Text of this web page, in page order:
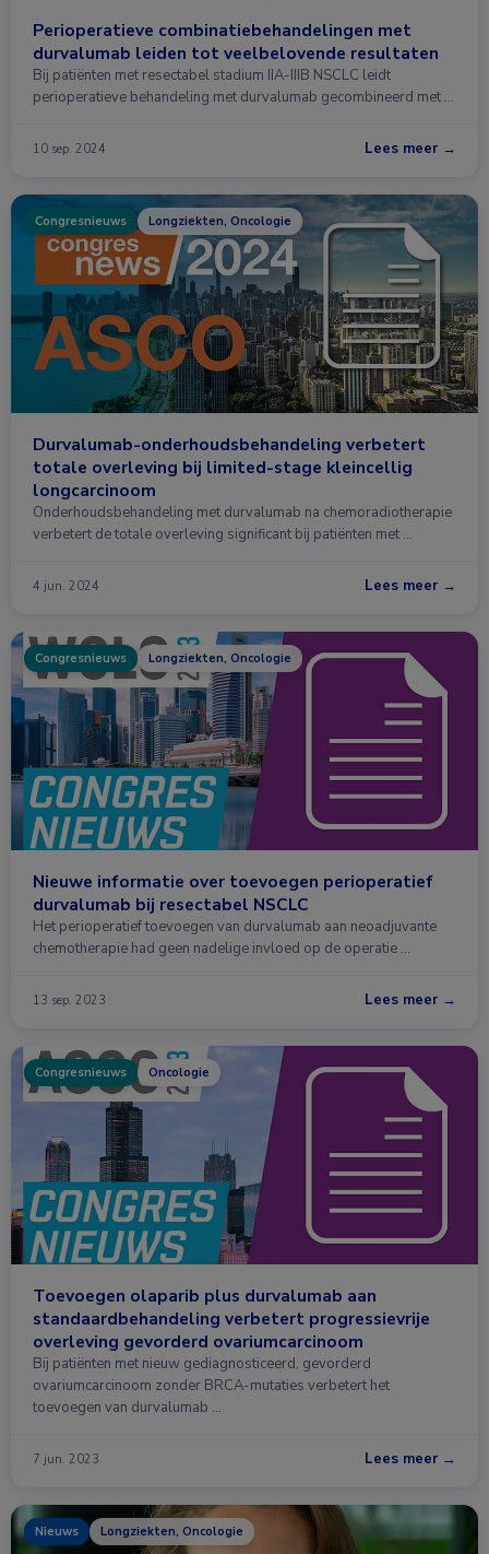
Perioperatieve combinatiebehandelingen met
durvalumab leiden tot veelbelovende resultaten
Bij patiënten met resectabel stadium IIA-IIIB NSCLC leidt
perioperatieve behandeling met durvalumab gecombineerd met …
10 sep. 2024 Lees meer →
Congresnieuws Longziekten, Oncologie
Durvalumab-onderhoudsbehandeling verbetert
totale overleving bij limited-stage kleincellig
longcarcinoom
Onderhoudsbehandeling met durvalumab na chemoradiotherapie
verbetert de totale overleving significant bij patiënten met …
4 jun. 2024 Lees meer →
Congresnieuws Longziekten, Oncologie
Nieuwe informatie over toevoegen perioperatief
durvalumab bij resectabel NSCLC
Het perioperatief toevoegen van durvalumab aan neoadjuvante
chemotherapie had geen nadelige invloed op de operatie …
13 sep. 2023 Lees meer →
Congresnieuws Oncologie
Toevoegen olaparib plus durvalumab aan
standaardbehandeling verbetert progressievrije
overleving gevorderd ovariumcarcinoom
Bij patiënten met nieuw gediagnosticeerd, gevorderd
ovariumcarcinoom zonder BRCA-mutaties verbetert het
toevoegen van durvalumab …
7 jun. 2023 Lees meer →
Nieuws Longziekten, Oncologie